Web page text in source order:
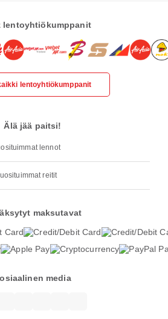
lentoyhtiökumppanit
lentoyhtiökumppanit
Älä jää paitsi!
lennot
reitit
maksutavat
media